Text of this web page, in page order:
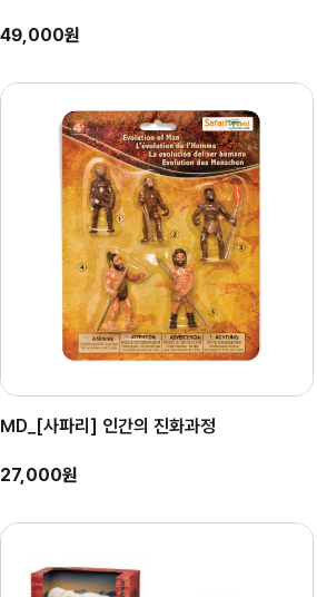
49,000원
MD_[사파리] 인간의 진화과정
27,000원